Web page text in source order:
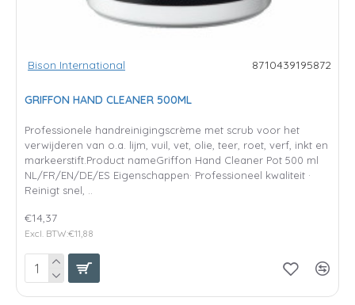
Bison International 8710439195872
GRIFFON HAND CLEANER 500ML
Professionele handreinigingscrème met scrub voor het
verwijderen van o.a. lijm, vuil, vet, olie, teer, roet, verf, inkt en
markeerstift.Product nameGriffon Hand Cleaner Pot 500 ml
NL/FR/EN/DE/ES Eigenschappen· Professioneel kwaliteit ·
Reinigt snel, ..
€14,37
Excl. BTW:€11,88